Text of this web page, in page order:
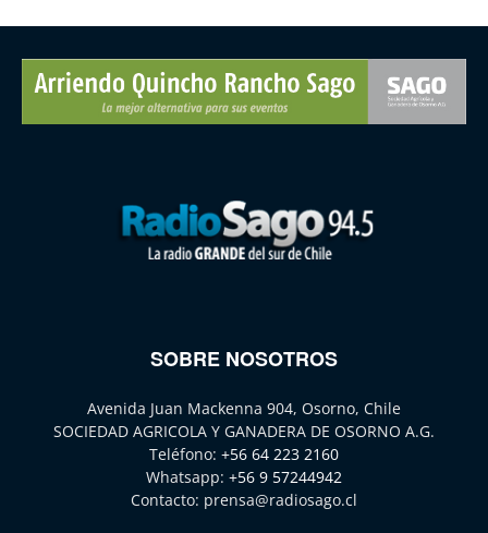
SOBRE NOSOTROS
Avenida Juan Mackenna 904, Osorno, Chile
SOCIEDAD AGRICOLA Y GANADERA DE OSORNO A.G.
Teléfono: +56 64 223 2160
Whatsapp: +56 9 57244942
Contacto: prensa@radiosago.cl